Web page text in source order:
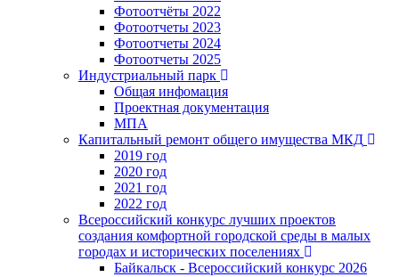
Фотоотчёты 2022
Фотоотчеты 2023
Фотоотчеты 2024
Фотоотчеты 2025
Индустриальный парк
Общая инфомация
Проектная документация
МПА
Капитальный ремонт общего имущества МКД
2019 год
2020 год
2021 год
2022 год
Всероссийский конкурс лучших проектов
создания комфортной городской среды в малых
городах и исторических поселениях
Байкальск - Всероссийский конкурс 2026